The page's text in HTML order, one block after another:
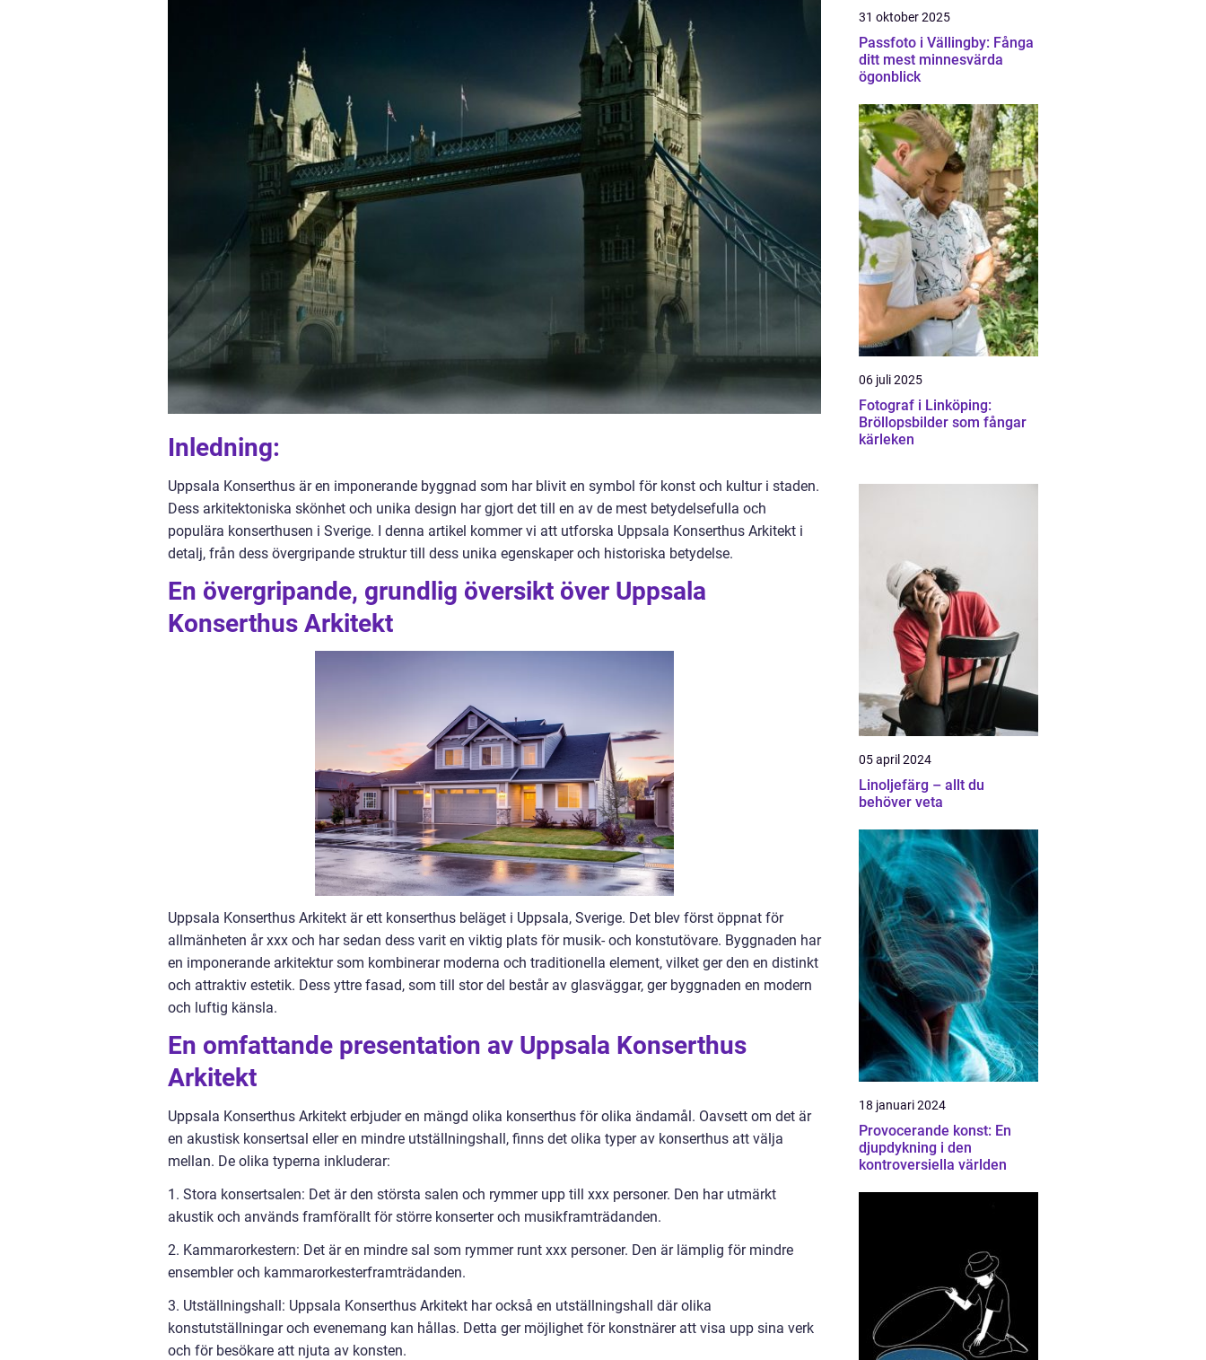
Inledning:
Uppsala Konserthus är en imponerande byggnad som har blivit en symbol för konst och kultur i staden.
Dess arkitektoniska skönhet och unika design har gjort det till en av de mest betydelsefulla och
populära konserthusen i Sverige. I denna artikel kommer vi att utforska Uppsala Konserthus Arkitekt i
detalj, från dess övergripande struktur till dess unika egenskaper och historiska betydelse.
En övergripande, grundlig översikt över Uppsala
Konserthus Arkitekt
Uppsala Konserthus Arkitekt är ett konserthus beläget i Uppsala, Sverige. Det blev först öppnat för
allmänheten år xxx och har sedan dess varit en viktig plats för musik- och konstutövare. Byggnaden har
en imponerande arkitektur som kombinerar moderna och traditionella element, vilket ger den en distinkt
och attraktiv estetik. Dess yttre fasad, som till stor del består av glasväggar, ger byggnaden en modern
och luftig känsla.
En omfattande presentation av Uppsala Konserthus
Arkitekt
Uppsala Konserthus Arkitekt erbjuder en mängd olika konserthus för olika ändamål. Oavsett om det är
en akustisk konsertsal eller en mindre utställningshall, finns det olika typer av konserthus att välja
mellan. De olika typerna inkluderar:
1. Stora konsertsalen: Det är den största salen och rymmer upp till xxx personer. Den har utmärkt
akustik och används framförallt för större konserter och musikframträdanden.
2. Kammarorkestern: Det är en mindre sal som rymmer runt xxx personer. Den är lämplig för mindre
ensembler och kammarorkesterframträdanden.
3. Utställningshall: Uppsala Konserthus Arkitekt har också en utställningshall där olika
konstutställningar och evenemang kan hållas. Detta ger möjlighet för konstnärer att visa upp sina verk
och för besökare att njuta av konsten.
31 oktober 2025
Passfoto i Vällingby: Fånga
ditt mest minnesvärda
ögonblick
06 juli 2025
Fotograf i Linköping:
Bröllopsbilder som fångar
kärleken
05 april 2024
Linoljefärg – allt du
behöver veta
18 januari 2024
Provocerande konst: En
djupdykning i den
kontroversiella världen